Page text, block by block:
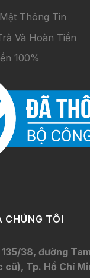
Thông Tin
Và Hoàn Tiền
100%
CHÚNG TÔI
38, đường
cũ), Tp. Hồ Chí